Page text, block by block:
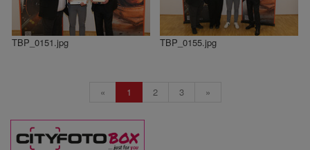
TBP_0151.jpg TBP_0155.jpg
« 1 2 3 »